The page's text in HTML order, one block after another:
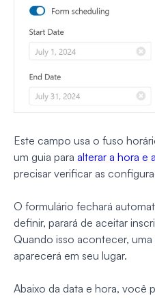
Este campo usa o fuso
um guia para alterar a hora e
precisar verificar as
O formulário fechará
definir, parará de aceitar
Quando isso acontecer, uma
aparecerá em seu lugar.
Abaixo da data e hora, você